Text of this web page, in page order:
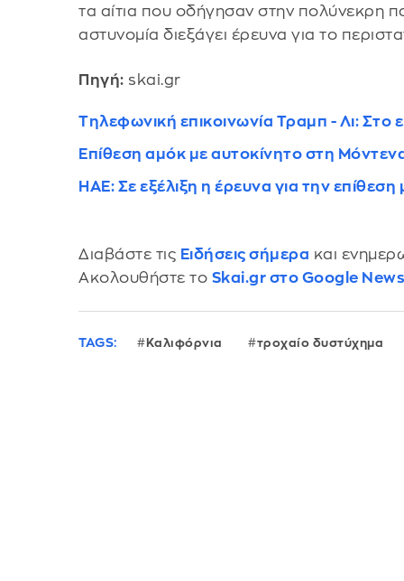
τα αίτια που οδήγησαν στην πολύνεκρη
αστυνομία διεξάγει έρευνα για το
Πηγή: skai.gr
Τηλεφωνική επικοινωνία Τραμπ - Λι:
Επίθεση αμόκ με αυτοκίνητο στη
ΗΑΕ: Σε εξέλιξη η έρευνα για την
Διαβάστε τις Ειδήσεις σήμερα και
Ακολουθήστε το Skai.gr στο Google
TAGS: Καλιφόρνια τροχαίο δυστύχημα